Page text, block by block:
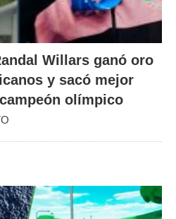
Willars ganó oro
y sacó mejor
olímpico